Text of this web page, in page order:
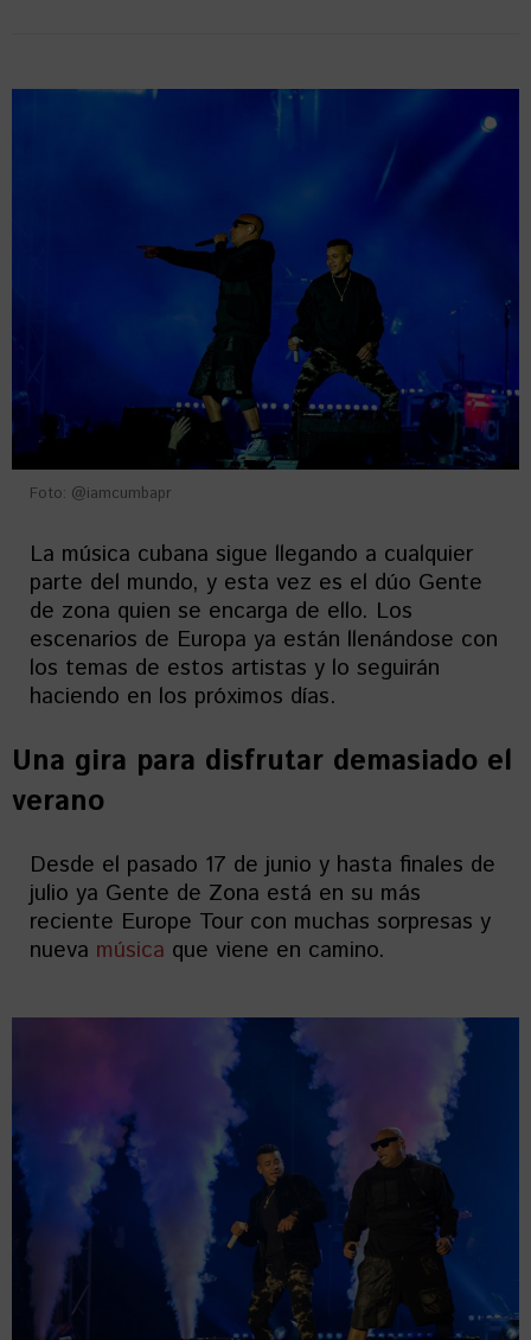
Foto: @iamcumbapr
La música cubana sigue llegando a cualquier
parte del mundo, y esta vez es el dúo Gente
de zona quien se encarga de ello. Los
escenarios de Europa ya están llenándose con
los temas de estos artistas y lo seguirán
haciendo en los próximos días.
Una gira para disfrutar demasiado el
verano
Desde el pasado 17 de junio y hasta finales de
julio ya Gente de Zona está en su más
reciente Europe Tour con muchas sorpresas y
nueva música que viene en camino.